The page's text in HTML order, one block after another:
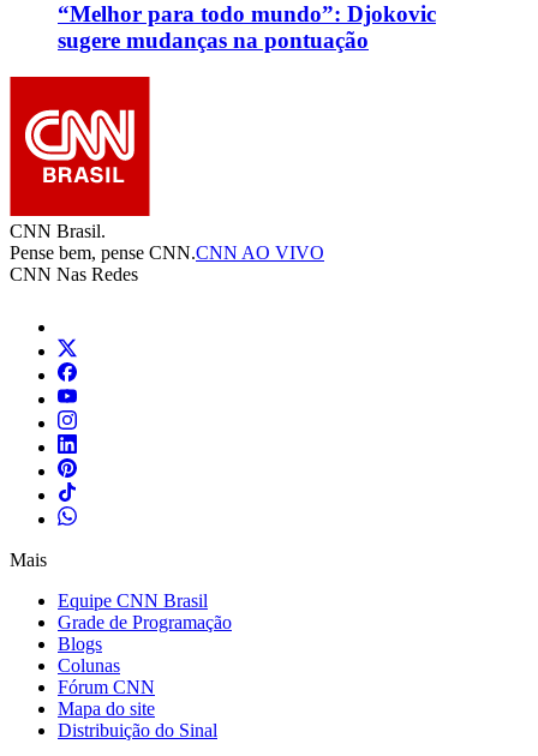
“Melhor para todo mundo”: Djokovic
sugere mudanças na pontuação
CNN Brasil.
Pense bem, pense CNN.CNN AO VIVO
CNN Nas Redes
Mais
Equipe CNN Brasil
Grade de Programação
Blogs
Colunas
Fórum CNN
Mapa do site
Distribuição do Sinal